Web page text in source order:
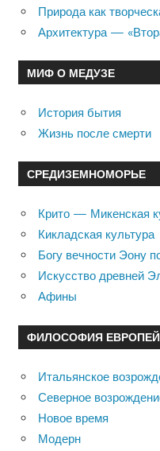
Природа как
Архитектура —
МИФ О МЕДУЗЕ
История бытия
Жизнь после смерти
СРЕДИЗЕМНОМОРЬЕ
Крито — Микенская
Кикладская культура
Богу вечности Эону
Искусство древней
Афины
ФИЛОСОФИЯ
Итальянское
Северное
Новое время
Модерн